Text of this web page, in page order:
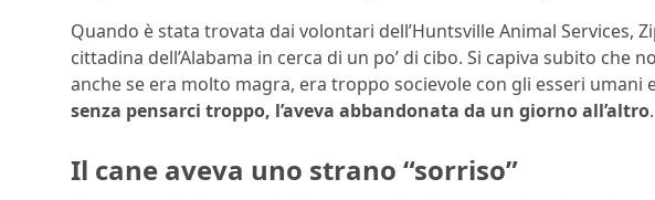
Quando è stata trovata dai volontari dell’Huntsville Animal Services,
cittadina dell’Alabama in cerca di un po’ di cibo. Si capiva subito che
anche se era molto magra, era troppo socievole con gli esseri umani
senza pensarci troppo, l’aveva abbandonata da un giorno all’altro.
Il cane aveva uno strano “sorriso”